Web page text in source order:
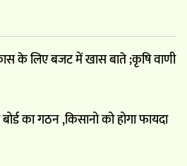
के लिए बजट में खास बाते ;कृषि वाणी
बोर्ड का गठन ,किसानो को होगा फायदा